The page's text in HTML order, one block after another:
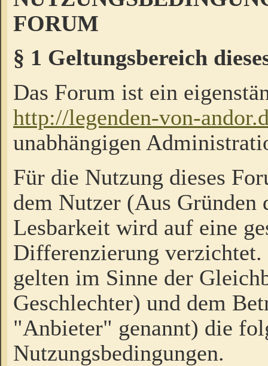
FORUM
§ 1 Geltungsbereich
Das Forum ist ein
http://legenden-von-
unabhängigen
Für die Nutzung dieses
dem Nutzer (Aus Gründen
Lesbarkeit wird auf eine
Differenzierung
gelten im Sinne der
Geschlechter) und dem
"Anbieter" genannt) die
Nutzungsbedingungen.